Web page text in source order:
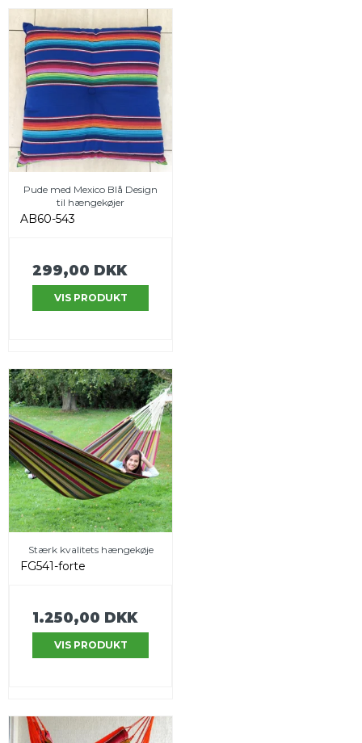
Pude med Mexico Blå Design
til hængekøjer
AB60-543
299,00 DKK
VIS PRODUKT
Stærk kvalitets hængekøje
FG541-forte
1.250,00 DKK
VIS PRODUKT